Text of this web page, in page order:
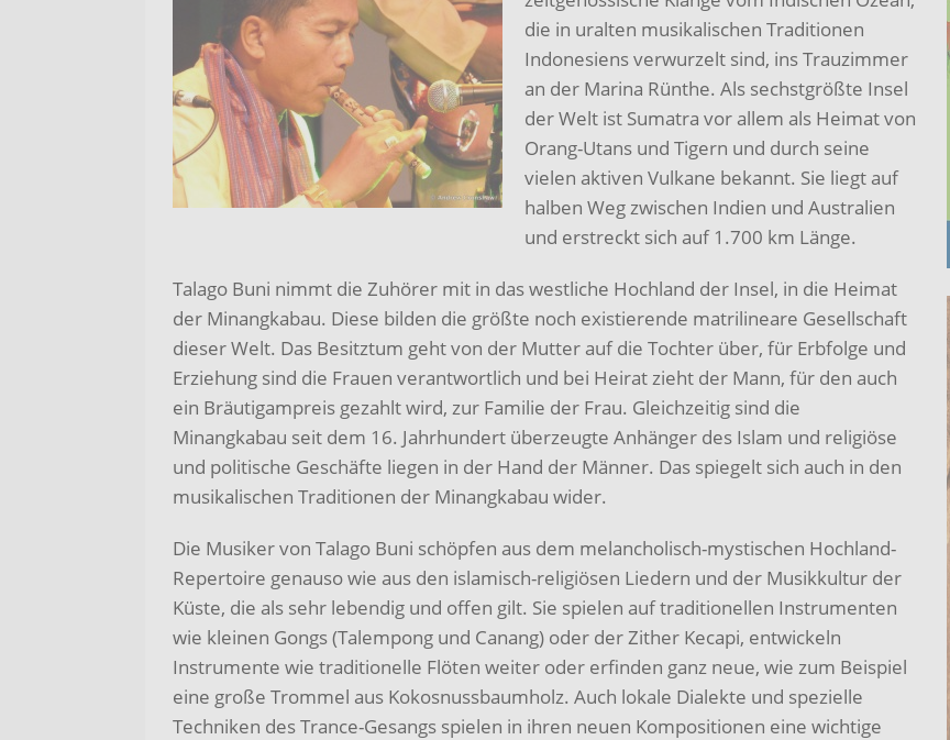
die in uralten musikalischen Traditionen
Indonesiens verwurzelt sind, ins Trauzimmer
an der Marina Rünthe. Als sechstgrößte Insel
der Welt ist Sumatra vor allem als Heimat von
Orang-Utans und Tigern und durch seine
vielen aktiven Vulkane bekannt. Sie liegt auf
halben Weg zwischen Indien und Australien
und erstreckt sich auf 1.700 km Länge.
Talago Buni nimmt die Zuhörer mit in das westliche Hochland der Insel, in die Heimat
der Minangkabau. Diese bilden die größte noch existierende matrilineare Gesellschaft
dieser Welt. Das Besitztum geht von der Mutter auf die Tochter über, für Erbfolge und
Erziehung sind die Frauen verantwortlich und bei Heirat zieht der Mann, für den auch
ein Bräutigampreis gezahlt wird, zur Familie der Frau. Gleichzeitig sind die
Minangkabau seit dem 16. Jahrhundert überzeugte Anhänger des Islam und religiöse
und politische Geschäfte liegen in der Hand der Männer. Das spiegelt sich auch in den
musikalischen Traditionen der Minangkabau wider.
Die Musiker von Talago Buni schöpfen aus dem melancholisch-mystischen Hochland-
Repertoire genauso wie aus den islamisch-religiösen Liedern und der Musikkultur der
Küste, die als sehr lebendig und offen gilt. Sie spielen auf traditionellen Instrumenten
wie kleinen Gongs (Talempong und Canang) oder der Zither Kecapi, entwickeln
Instrumente wie traditionelle Flöten weiter oder erfinden ganz neue, wie zum Beispiel
eine große Trommel aus Kokosnussbaumholz. Auch lokale Dialekte und spezielle
Techniken des Trance-Gesangs spielen in ihren neuen Kompositionen eine wichtige